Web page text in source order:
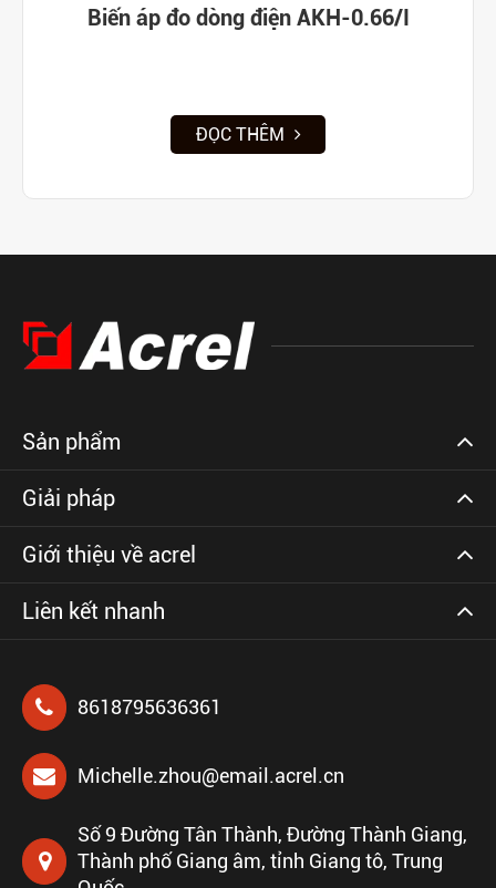
Biến áp đo dòng điện AKH-0.66/I
ĐỌC THÊM
Sản phẩm
Giải pháp
Giới thiệu về acrel
Liên kết nhanh
8618795636361
Michelle.zhou@email.acrel.cn
Số 9 Đường Tân Thành, Đường Thành Giang,
Thành phố Giang âm, tỉnh Giang tô, Trung